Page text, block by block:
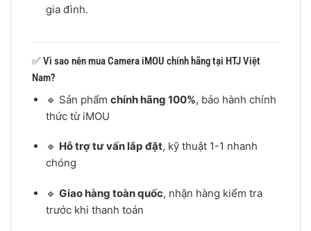
gia đình.
✅ Vì sao nên mua Camera iMOU chính hãng tại HTJ Việt
Nam?
🔹 Sản phẩm chính hãng 100%, bảo hành chính
thức từ iMOU
🔹 Hỗ trợ tư vấn lắp đặt, kỹ thuật 1-1 nhanh
chóng
🔹 Giao hàng toàn quốc, nhận hàng kiểm tra
trước khi thanh toán